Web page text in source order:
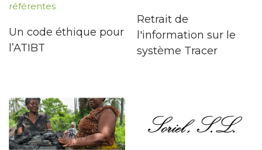
référentes
Un code éthique pour
l’ATIBT
Retrait de
l'information sur le
système Tracer